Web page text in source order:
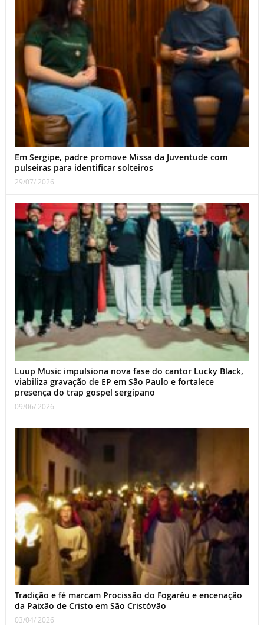
Em Sergipe, padre promove Missa da Juventude com
pulseiras para identificar solteiros
29/07/ 2026
Luup Music impulsiona nova fase do cantor Lucky Black,
viabiliza gravação de EP em São Paulo e fortalece
presença do trap gospel sergipano
09/06/ 2026
Tradição e fé marcam Procissão do Fogaréu e encenação
da Paixão de Cristo em São Cristóvão
03/04/ 2026